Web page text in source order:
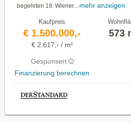
begehrten 18. Wiener...
mehr anzeigen
Kaufpreis
€ 1.500.000,-
€ 2.617,- / m²
Gesponsert
Finanzierung berechnen
573